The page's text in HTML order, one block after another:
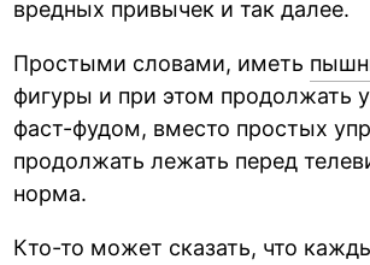
вредных привычек и так далее.
Простыми словами, иметь
фигуры и при этом продолжать
фаст-фудом, вместо простых
продолжать лежать перед
норма.
Кто-то может сказать, что